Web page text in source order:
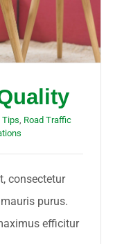
Tips Road Traffic
consectetur
purus.
efficitur